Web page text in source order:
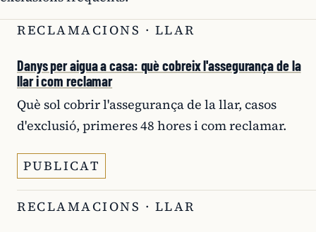
RECLAMACIONS · LLAR
Danys per aigua a casa: què cobreix l'assegurança de la
llar i com reclamar
Què sol cobrir l'assegurança de la llar, casos
d'exclusió, primeres 48 hores i com reclamar.
PUBLICAT
RECLAMACIONS · LLAR